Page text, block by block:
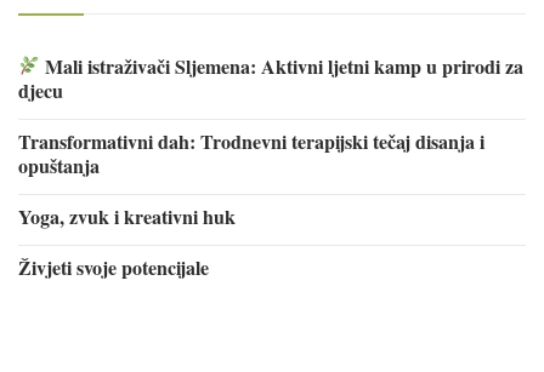
Mali istraživači Sljemena: Aktivni ljetni kamp u prirodi za
djecu
Transformativni dah: Trodnevni terapijski tečaj disanja i
opuštanja
Yoga, zvuk i kreativni huk
Živjeti svoje potencijale